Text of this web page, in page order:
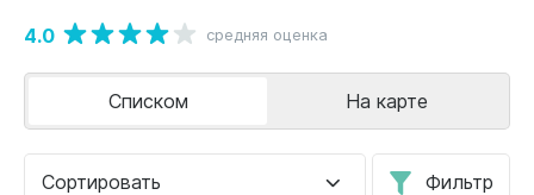
4.0 средняя оценка
Сортировать Фильтр
Списком На карте